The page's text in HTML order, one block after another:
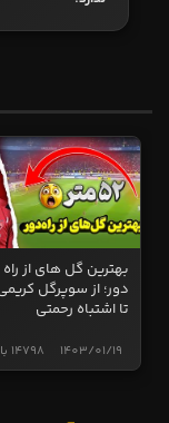
بهترین گل های از راه
دور؛ از سوپرگل
تا اشتباه رحمتی
14798 بازدید 1403/01/19